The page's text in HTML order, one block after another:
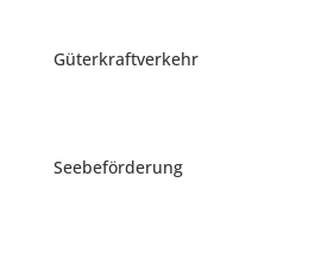
Güterkraftverkehr
Seebeförderung